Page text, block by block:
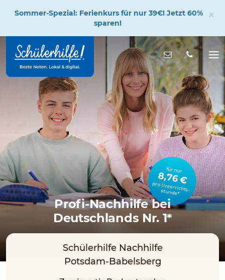
Hauptinhalt
Nachricht
für nur
8,76 €
pro Unterrichts­stunde*
Profi-Nachhilfe bei
Deutschlands Nr. 1*
Schülerhilfe Nachhilfe
Potsdam-Babelsberg
Sommer-Spezial: Ferienkurs für nur 39€! Jetzt 60%
sparen!
×